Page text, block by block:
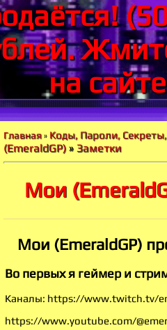
на
Главная » Коды, Пароли,
(EmeraldGP)»Заметки
Мои
Мои (EmeraldGP)
Во первых я геймер и
Каналы: https://www.twitch.tv/
https://www.youtube.com/